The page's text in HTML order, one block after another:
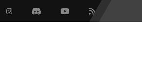
InstagramDiscord YoutubeFlux RSS